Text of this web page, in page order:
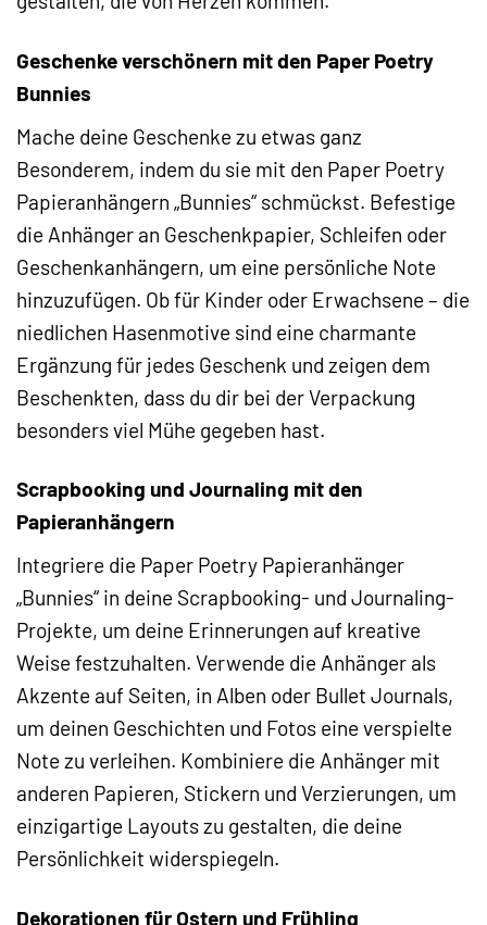
Geschenke verschönern mit den Paper Poetry
Bunnies
Mache deine Geschenke zu etwas ganz
Besonderem, indem du sie mit den Paper Poetry
Papieranhängern „Bunnies“ schmückst. Befestige
die Anhänger an Geschenkpapier, Schleifen oder
Geschenkanhängern, um eine persönliche Note
hinzuzufügen. Ob für Kinder oder Erwachsene – die
niedlichen Hasenmotive sind eine charmante
Ergänzung für jedes Geschenk und zeigen dem
Beschenkten, dass du dir bei der Verpackung
besonders viel Mühe gegeben hast.
Scrapbooking und Journaling mit den
Papieranhängern
Integriere die Paper Poetry Papieranhänger
„Bunnies“ in deine Scrapbooking- und Journaling-
Projekte, um deine Erinnerungen auf kreative
Weise festzuhalten. Verwende die Anhänger als
Akzente auf Seiten, in Alben oder Bullet Journals,
um deinen Geschichten und Fotos eine verspielte
Note zu verleihen. Kombiniere die Anhänger mit
anderen Papieren, Stickern und Verzierungen, um
einzigartige Layouts zu gestalten, die deine
Persönlichkeit widerspiegeln.
Dekorationen für Ostern und Frühling